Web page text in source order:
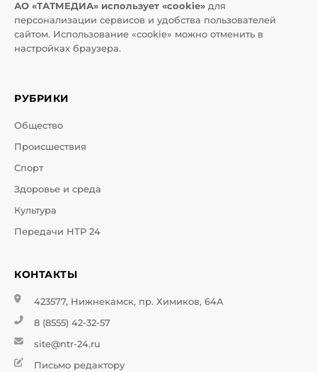
АО «ТАТМЕДИА» использует «cookie» для
персонализации сервисов и удобства пользователей
сайтом. Использование «cookie» можно отменить в
настройках браузера.
РУБРИКИ
Общество
Происшествия
Спорт
Здоровье и среда
Культура
Передачи НТР 24
КОНТАКТЫ
423577, Нижнекамск, пр. Химиков, 64А
8 (8555) 42-32-57
site@ntr-24.ru
Письмо редактору